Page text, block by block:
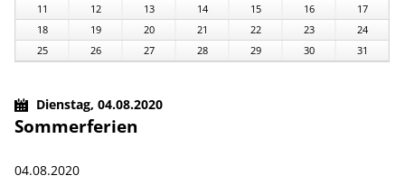
11
12 13 14 15 16
17
18
19 20 21 22 23
24
25
26 27 28 29 30 31
Dienstag,04.08.2020
Sommerferien
04.08.2020